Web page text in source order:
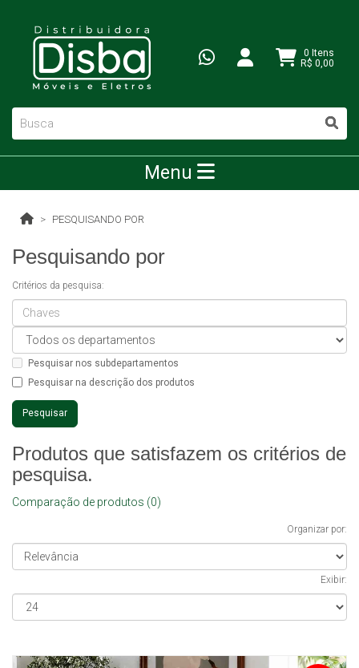
0 Itens
R$ 0,00
Menu
PESQUISANDO POR
Pesquisando por
Critérios da pesquisa:
Pesquisar nos subdepartamentos
Pesquisar na descrição dos produtos
Produtos que satisfazem os critérios de
pesquisa.
Comparação de produtos (0)
Organizar por:
Exibir: